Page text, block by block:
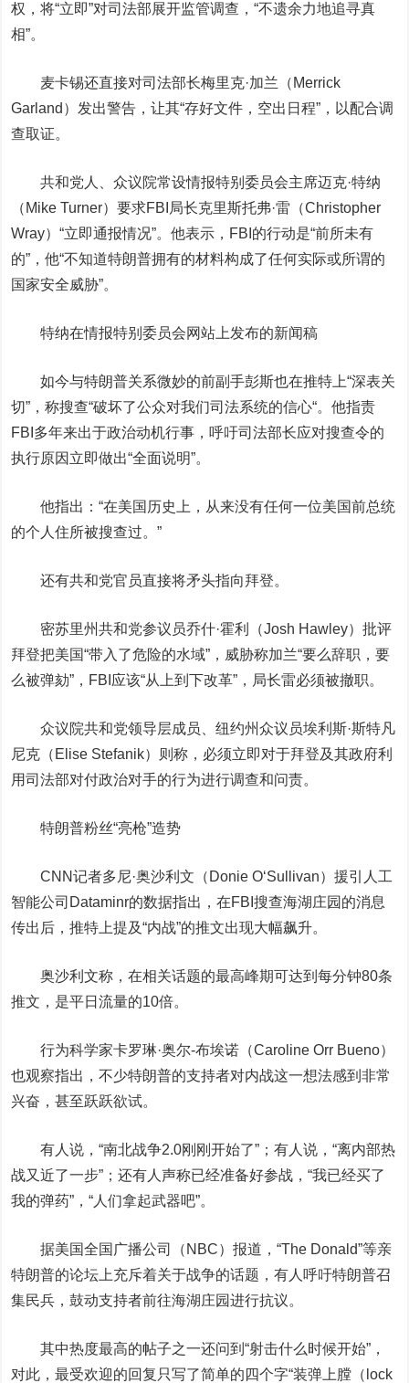
权，将“立即”对司法部展开监管调查，“不遗余力地追寻真
相”。
麦卡锡还直接对司法部长梅里克·加兰（Merrick
Garland）发出警告，让其“存好文件，空出日程”，以配合调
查取证。
共和党人、众议院常设情报特别委员会主席迈克·特纳
（Mike Turner）要求FBI局长克里斯托弗·雷（Christopher
Wray）“立即通报情况”。他表示，FBI的行动是“前所未有
的”，他“不知道特朗普拥有的材料构成了任何实际或所谓的
国家安全威胁”。
特纳在情报特别委员会网站上发布的新闻稿
如今与特朗普关系微妙的前副手彭斯也在推特 上“深表关
切”，称搜查“破坏了公众对我们司法系统的信心“。他指责
FBI多年来出于政治动机行事，呼吁司法部长应对搜查令的
执行原因立即做出“全面说明”。
他指出：“在美国历史上，从来没有任何一位美国前总统
的个人住所被搜查过。”
还有共和党官员直接将矛头指向拜登。
密苏里州共和党参议员乔什·霍利（Josh Hawley）批评
拜登把美国“带入了危险的水域”，威胁称加兰“要么辞职，要
么被弹劾”，FBI应该“从上到下改革”，局长雷必须被撤职。
众议院共和党领导层成员、纽约州众议员埃利斯·斯特凡
尼克（Elise Stefanik）则称，必须立即对于拜登及其政府利
用司法部对付政治对手的行为进行调查和问责。
特朗普粉丝“亮枪”造势
CNN记者多尼·奥沙利文（Donie O‘Sullivan）援引人工
智能公司Dataminr的数据指出，在FBI搜查海湖庄园的消息
传出后，推特上提及“内战”的推文出现大幅飙升。
奥沙利文称，在相关话题的最高峰期可达到每分钟80条
推文，是平日流量的10倍。
行为科学家卡罗琳·奥尔-布埃诺（Caroline Orr Bueno）
也观察指出，不少特朗普的支持者对内战这一想法感到非常
兴奋，甚至跃跃欲试。
有人说，“南北战争2.0刚刚开始了”；有人说，“离内部热
战又近了一步”；还有人声称已经准备好参战，“我已经买了
我的弹药”，“人们拿起武器吧”。
据美国全国广播公司（NBC）报道，“The Donald”等亲
特朗普的论坛上充斥着关于战争的话题，有人呼吁特朗普召
集民兵，鼓动支持者前往海湖庄园进行抗议。
其中热度最高的帖子之一还问到“射击什么时候开始”，
对此，最受欢迎的回复只写了简单的四个字“装弹上膛（lock